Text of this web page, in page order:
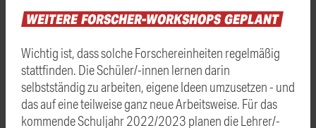
WEITEREFORSCHER-WORKSHOPSGEPLANT
Wichtig ist, dass solche Forschereinheiten regelmäßig
stattfinden. Die Schüler/-innen lernen darin
selbstständig zu arbeiten, eigene Ideen umzusetzen - und
das auf eine teilweise ganz neue Arbeitsweise. Für das
kommende Schuljahr 2022/2023 planen die Lehrer/-